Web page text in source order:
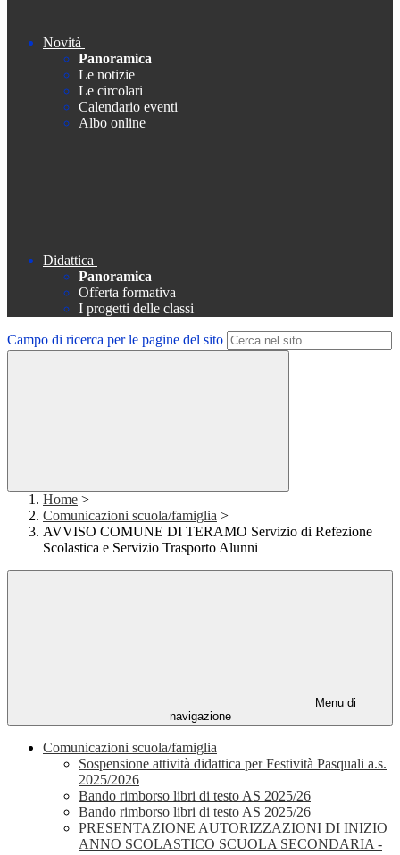
Novità
Panoramica
Le notizie
Le circolari
Calendario eventi
Albo online
Didattica
Panoramica
Offerta formativa
I progetti delle classi
Campo di ricerca per le pagine del sito
Home >
Comunicazioni scuola/famiglia >
AVVISO COMUNE DI TERAMO Servizio di Refezione
Scolastica e Servizio Trasporto Alunni
Menu di
navigazione
Comunicazioni scuola/famiglia
Sospensione attività didattica per Festività Pasquali a.s.
2025/2026
Bando rimborso libri di testo AS 2025/26
Bando rimborso libri di testo AS 2025/26
PRESENTAZIONE AUTORIZZAZIONI DI INIZIO
ANNO SCOLASTICO SCUOLA SECONDARIA -